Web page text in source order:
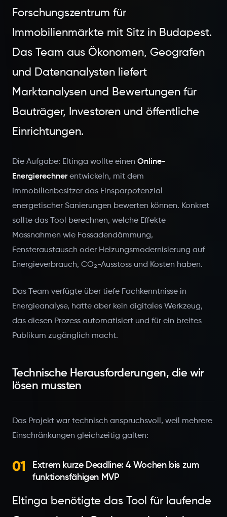
Forschungszentrum für
Immobilienmärkte mit Sitz in Budapest.
Das Team aus Ökonomen, Geografen
und Datenanalysten liefert
Marktanalysen und Bewertungen für
Bauträger, Investoren und öffentliche
Einrichtungen.
Die Aufgabe: Eltinga wollte einen Online-
Energierechnerentwickeln, mit dem
Immobilienbesitzer das Einsparpotenzial
energetischer Sanierungen bewerten können. Konkret
sollte das Tool berechnen, welche Effekte
Massnahmen wie Fassadendämmung,
Fensteraustausch oder Heizungsmodernisierung auf
Energieverbrauch, CO₂-Ausstoss und Kosten haben.
Das Team verfügte über tiefe Fachkenntnisse in
Energieanalyse, hatte aber kein digitales Werkzeug,
das diesen Prozess automatisiert und für ein breites
Publikum zugänglich macht.
Technische Herausforderungen, die wir
lösen mussten
Das Projekt war technisch anspruchsvoll, weil mehrere
Einschränkungen gleichzeitig galten:
01
Extrem kurze Deadline: 4 Wochen bis zum
funktionsfähigen MVP
Eltinga benötigte das Tool für laufende